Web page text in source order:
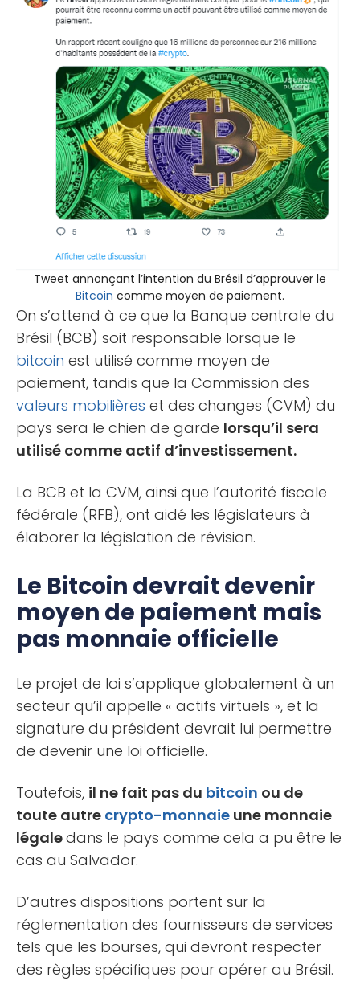
Tweet annonçant l’intention du Brésil d’approuver le
Bitcoin comme moyen de paiement.
On s’attend à ce que la Banque centrale du
Brésil (BCB) soit responsable lorsque le
bitcoin est utilisé comme moyen de
paiement, tandis que la Commission des
valeurs mobilières et des changes (CVM) du
pays sera le chien de garde lorsqu’il sera
utilisé comme actif d’investissement.
La BCB et la CVM, ainsi que l’autorité fiscale
fédérale (RFB), ont aidé les législateurs à
élaborer la législation de révision.
Le Bitcoin devrait devenir
moyen de paiement mais
pas monnaie officielle
Le projet de loi s’applique globalement à un
secteur qu’il appelle « actifs virtuels », et la
signature du président devrait lui permettre
de devenir une loi officielle.
Toutefois, il ne fait pas du bitcoin ou de
toute autre crypto-monnaie une monnaie
légaledans le pays comme cela a pu être le
cas au Salvador.
D’autres dispositions portent sur la
réglementation des fournisseurs de services
tels que les bourses, qui devront respecter
des règles spécifiques pour opérer au Brésil.